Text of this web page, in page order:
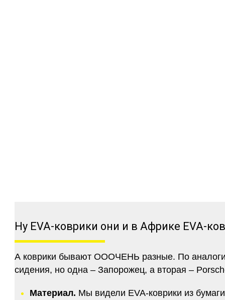
Ну EVA-коврики они и в Африке EVA-
А коврики бывают ОООЧЕНЬ разные. По
сидения, но одна – Запорожец, а вторая –
Материал. Мы видели EVA-коврики из